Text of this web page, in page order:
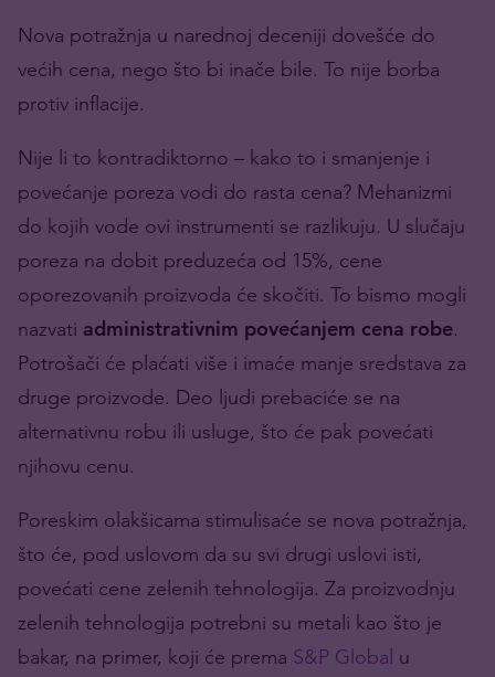
Nova potražnja u narednoj deceniji dovešće do
većih cena, nego što bi inače bile. To nije borba
protiv inflacije.
Nije li to kontradiktorno – kako to i smanjenje i
povećanje poreza vodi do rasta cena? Mehanizmi
do kojih vode ovi instrumenti se razlikuju. U slučaju
poreza na dobit preduzeća od 15%, cene
oporezovanih proizvoda će skočiti. To bismo mogli
nazvati administrativnim povećanjem cena robe.
Potrošači će plaćati više i imaće manje sredstava za
druge proizvode. Deo ljudi prebaciće se na
alternativnu robu ili usluge, što će pak povećati
njihovu cenu.
Poreskim olakšicama stimulisaće se nova potražnja,
što će, pod uslovom da su svi drugi uslovi isti,
povećati cene zelenih tehnologija. Za proizvodnju
zelenih tehnologija potrebni su metali kao što je
bakar, na primer, koji će prema S&P Global u